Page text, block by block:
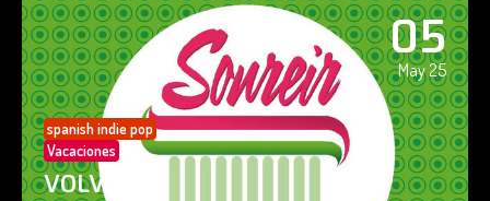
05
May 25
spanish indie pop
Vacaciones
VOLVERÁS